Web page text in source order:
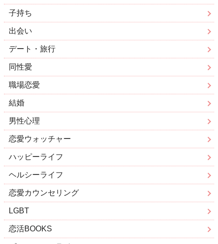
子持ち
出会い
デート・旅行
同性愛
職場恋愛
結婚
男性心理
恋愛ウォッチャー
ハッピーライフ
ヘルシーライフ
恋愛カウンセリング
LGBT
恋活BOOKS